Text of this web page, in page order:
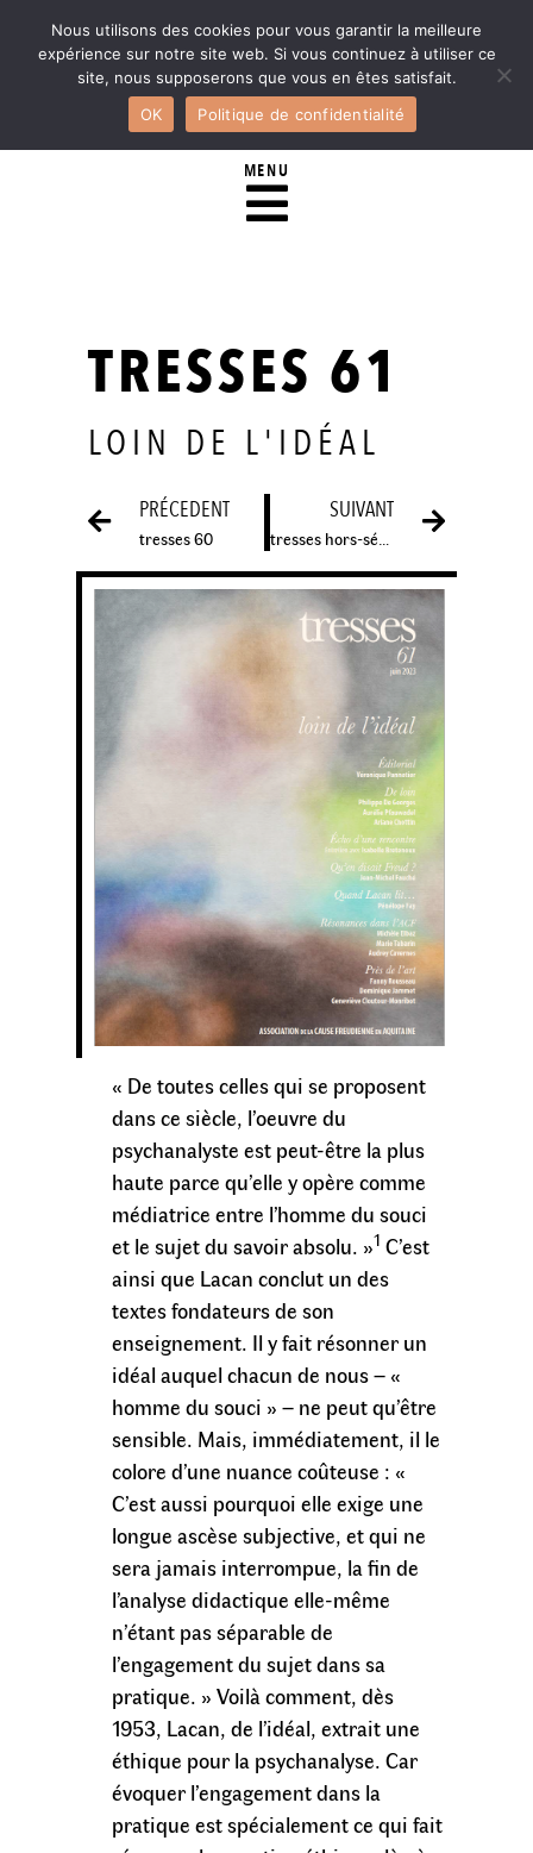
MENU
TRESSES 61
LOIN DE L'IDÉAL
PRÉCEDENT
tresses 60
SUIVANT
tresses hors-série
« De toutes celles qui se proposent
dans ce siècle, l’oeuvre du
psychanalyste est peut-être la plus
haute parce qu’elle y opère comme
médiatrice entre l’homme du souci
et le sujet du savoir absolu. »1 C’est
ainsi que Lacan conclut un des
textes fondateurs de son
enseignement. Il y fait résonner un
idéal auquel chacun de nous – «
homme du souci » – ne peut qu’être
sensible. Mais, immédiatement, il le
colore d’une nuance coûteuse : «
C’est aussi pourquoi elle exige une
longue ascèse subjective, et qui ne
sera jamais interrompue, la fin de
l’analyse didactique elle-même
n’étant pas séparable de
l’engagement du sujet dans sa
pratique. » Voilà comment, dès
1953, Lacan, de l’idéal, extrait une
éthique pour la psychanalyse. Car
évoquer l’engagement dans la
pratique est spécialement ce qui fait
Nous utilisons des cookies pour vous garantir la meilleure
expérience sur notre site web. Si vous continuez à utiliser ce
site, nous supposerons que vous en êtes satisfait.
OK
Politique de confidentialité